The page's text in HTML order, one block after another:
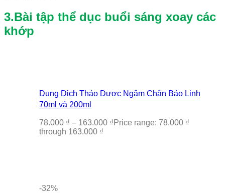
Dung Dịch Thảo Dược Ngâm Chân Bảo Linh
70ml và 200ml
78.000 ₫ – 163.000 ₫Price range: 78.000 ₫
through 163.000 ₫
-32%
3.Bài tập thể dục buổi sáng xoay các
khớp